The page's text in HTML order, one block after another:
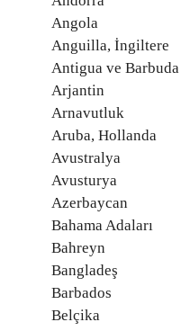
Angola
Anguilla, İngiltere
Antigua ve Barbuda
Arjantin
Arnavutluk
Aruba, Hollanda
Avustralya
Avusturya
Azerbaycan
Bahama Adaları
Bahreyn
Bangladeş
Barbados
Belçika